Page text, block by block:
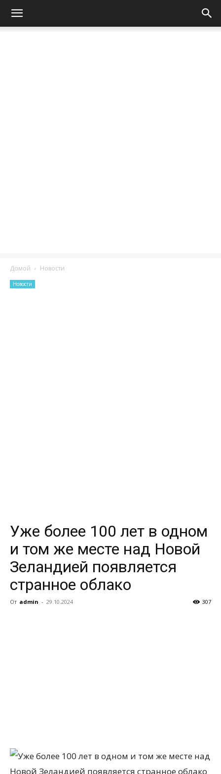
Домой Новости
Новости
Уже более 100 лет в одном
и том же месте над Новой
Зеландией появляется
странное облако
От admin - 29.10.2024 307